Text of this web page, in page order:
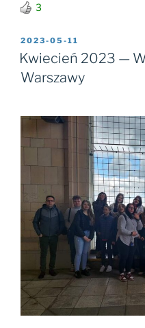
3
OPUBLIKOWANE
W
2023-05-11
Kwiecień 2023 —
Warszawy